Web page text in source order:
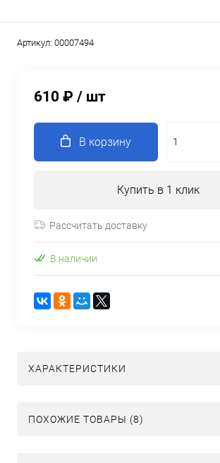
Артикул: 00007494
610 ₽ / шт
В корзину
Купить в 1 клик
Рассчитать доставку
В наличии
ХАРАКТЕРИСТИКИ
ПОХОЖИЕ ТОВАРЫ (8)